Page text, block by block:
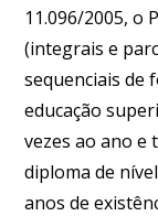
11.096/2005, o
(integrais e
sequenciais de
educação
vezes ao ano e
diploma de
anos de